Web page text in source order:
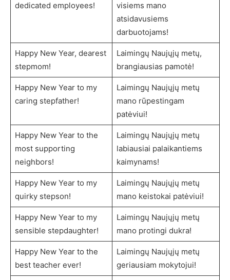
dedicated employees!
visiems mano
atsidavusiems
darbuotojams!
Happy New Year, dearest
stepmom!
Laimingų Naujųjų metų,
brangiausias pamotė!
Happy New Year to my
caring stepfather!
Laimingų Naujųjų metų
mano rūpestingam
patėviui!
Happy New Year to the
most supporting
neighbors!
Laimingų Naujųjų metų
labiausiai palaikantiems
kaimynams!
Happy New Year to my
quirky stepson!
Laimingų Naujųjų metų
mano keistokai patėviui!
Happy New Year to my
sensible stepdaughter!
Laimingų Naujųjų metų
mano protingi dukra!
Happy New Year to the
best teacher ever!
Laimingų Naujųjų metų
geriausiam mokytojui!